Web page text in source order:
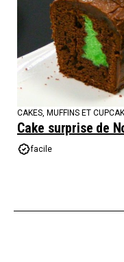
CAKES, MUFFINS ET
Cake surprise de
facile